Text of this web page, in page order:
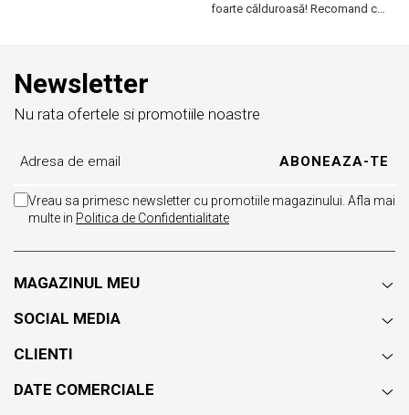
foarte călduroasă! Recomand cu
Newsletter
Nu rata ofertele si promotiile noastre
Vreau sa primesc newsletter cu promotiile magazinului. Afla mai
multe in Politica de Confidentialitate
MAGAZINUL MEU
SOCIAL MEDIA
CLIENTI
DATE COMERCIALE